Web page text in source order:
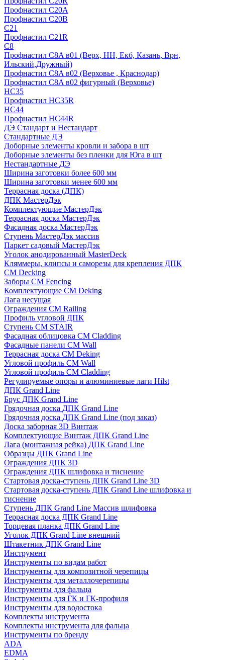
Профнастил С20А
Профнастил С20В
C21
Профнастил С21R
C8
Профнастил С8A в01 (Верх, НН, Екб, Казань, Врн,
Ильский,Дружный)
Профнастил С8A в02 (Верховье , Краснодар)
Профнастил С8A в02 фигурный (Верховье)
HС35
Профнастил HC35R
НС44
Профнастил НС44R
ДЭ Стандарт и Нестандарт
Стандартные ДЭ
Доборные элементы кровли и забора в шт
Доборные элементы без пленки для Юга в шт
Нестандартные ДЭ
Ширина заготовки более 600 мм
Ширина заготовки менее 600 мм
Террасная доска (ДПК)
ДПК МастерДэк
Комплектующие МастерДэк
Террасная доска МастерДэк
Фасадная доска МастерДэк
Ступень МастерДэк массив
Паркет садовый МастерДэк
Уголок анодированный MasterDeck
Кляммеры, клипсы и саморезы для крепления ДПК
CM Decking
Заборы CM Fencing
Комплектующие CM Deking
Лага несущая
Ограждения CM Railing
Профиль угловой ДПК
Ступень CM STAIR
Фасадная облицовка CM Cladding
Фасадные панели CM Wall
Террасная доска CM Deking
Угловой профиль CM Wall
Угловой профиль CM Cladding
Регулируемые опоры и алюминиевые лаги Hilst
ДПК Grand Line
Брус ДПК Grand Line
Грядочная доска ДПК Grand Line
Грядочная доска ДПК Grand Line (под заказ)
Доска заборная 3D Винтаж
Комплектующие Винтаж ДПК Grand Line
Лага (монтажная рейка) ДПК Grand Line
Образцы ДПК Grand Line
Ограждения ДПК 3D
Ограждения ДПК шлифовка и тиснение
Стартовая доска-ступень ДПК Grand Line 3D
Стартовая доска-ступень ДПК Grand Line шлифовка и
тиснение
Ступень ДПК Grand Line Массив шлифовка
Террасная доска ДПК Grand Line
Торцевая планка ДПК Grand Line
Уголок ДПК Grand Line внешний
Штакетник ДПК Grand Line
Инструмент
Инструменты по видам работ
Инструменты для композитной черепицы
Инструменты для металлочерепицы
Инструменты для фальца
Инструменты для ГК и ГК-профиля
Инструменты для водостока
Комплекты инструмента
Комплекты инструмента для фальца
Инструменты по бренду
ADA
EDMA